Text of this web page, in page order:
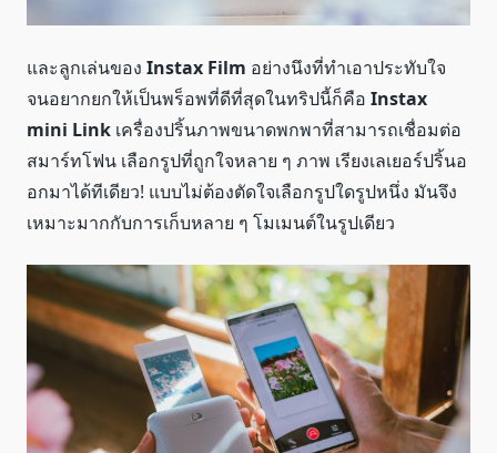
และลูกเล่นของ Instax Film อย่างนึงที่ทำเอาประทับใจ
จนอยากยกให้เป็นพร็อพที่ดีที่สุดในทริปนี้ก็คือ Instax
mini Link เครื่องปริ้นภาพขนาดพกพาที่สามารถเชื่อมต่อ
สมาร์ทโฟน เลือกรูปที่ถูกใจหลาย ๆ ภาพ เรียงเลเยอร์ปริ้นอ
อกมาได้ทีเดียว! แบบไม่ต้องตัดใจเลือกรูปใดรูปหนึ่ง มันจึง
เหมาะมากกับการเก็บหลาย ๆ โมเมนต์ในรูปเดียว